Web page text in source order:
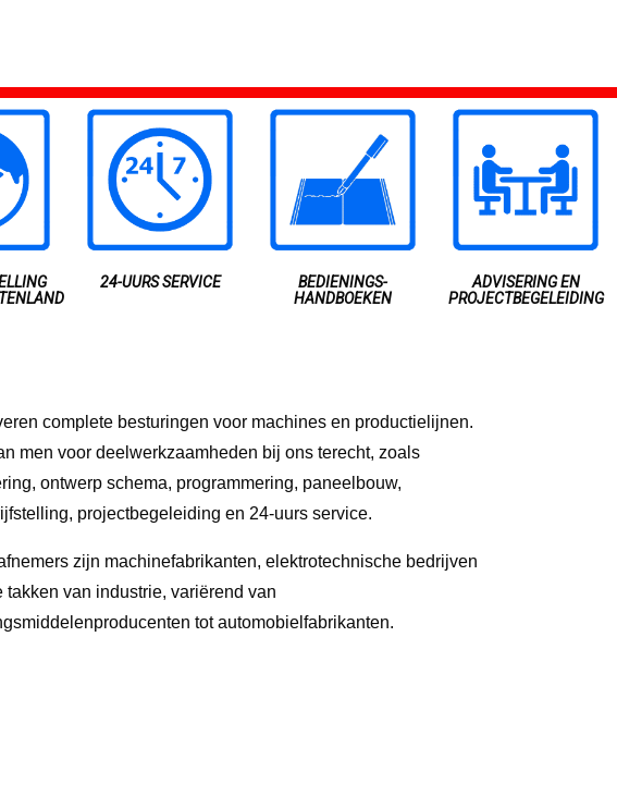
24-UURS SERVICE
BEDIENINGS­
HANDBOEKEN
ADVISERING EN
PROJECTBEGELEIDING
complete besturingen voor machines en productielijnen.
men voor deelwerkzaamheden bij ons terecht, zoals
ontwerp schema, programmering, paneelbouw,
projectbegeleiding en 24-uurs service.
zijn machinefabrikanten, elektrotechnische bedrijven
takken van industrie, variërend van
tot automobielfabrikanten.